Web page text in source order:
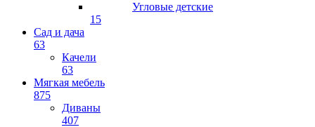
Угловые детские
15
Сад и дача
63
Качели
63
Мягкая мебель
875
Диваны
407